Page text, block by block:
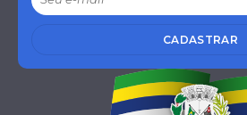
CADASTRAR